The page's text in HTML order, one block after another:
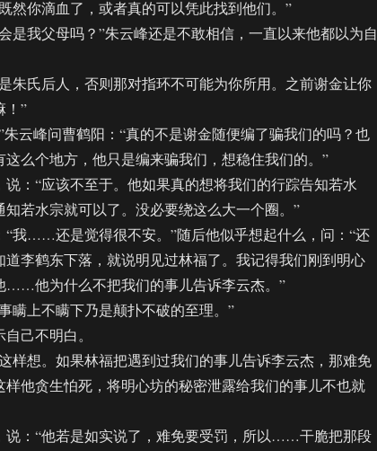
你滴血了，或者真的可以凭此找到他们。”
父母吗？”朱云峰还是不敢相信，一直以来他都以为自
氏后人，否则那对指环不可能为你所用。之前谢金让你
！”
问曹鹤阳：“真的不是谢金随便编了骗我们的吗？也
个地方，他只是编来骗我们，想稳住我们的。”
“应该不至于。他如果真的想将我们的行踪告知若水
若水宗就可以了。没必要绕这么大一个圈。”
……还是觉得很不安。”随后他似乎想起什么，问：“还
李鹤东下落，就说明见过林福了。我记得我们刚到明心
……他为什么不把我们的事儿告诉李云杰。”
上不瞒下乃是颠扑不破的至理。”
己不明白。
想。如果林福把遇到过我们的事儿告诉李云杰，那难免
样他贪生怕死，将明心坊的秘密泄露给我们的事儿不也就
：“他若是如实说了，难免要受罚，所以……干脆把那段